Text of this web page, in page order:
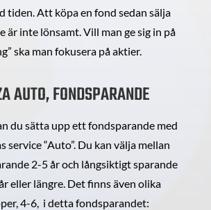
tiden. Att köpa en fond sedan sälja
är inte lönsamt. Vill man ge sig in på
ska man fokusera på aktier.
AUTO, FONDSPARANDE
du sätta upp ett fondsparande med
service “Auto”. Du kan välja mellan
2-5 år och långsiktigt sparande
eller längre. Det finns även olika
4-6, i detta fondsparandet: